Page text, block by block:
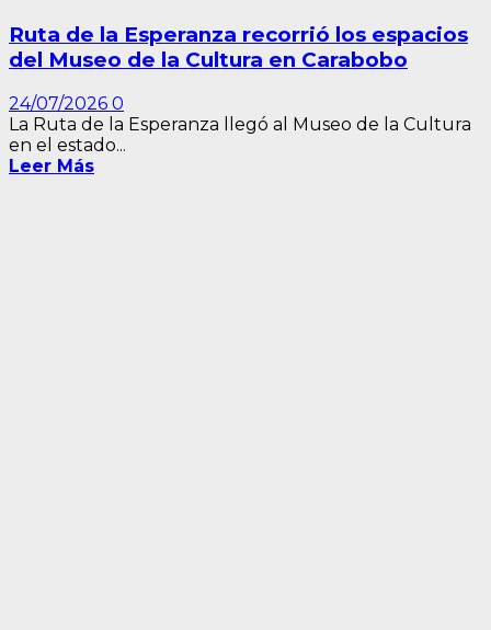
Ruta de la Esperanza recorrió los espacios
del Museo de la Cultura en Carabobo
24/07/2026 0
La Ruta de la Esperanza llegó al Museo de la Cultura
en el estado...
Leer Más